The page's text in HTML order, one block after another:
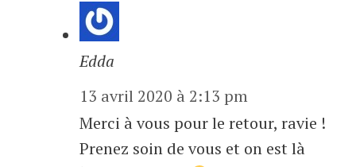
Edda
13 avril 2020 à 2:13 pm
Merci à vous pour le retour, ravie !
Prenez soin de vous et on est là